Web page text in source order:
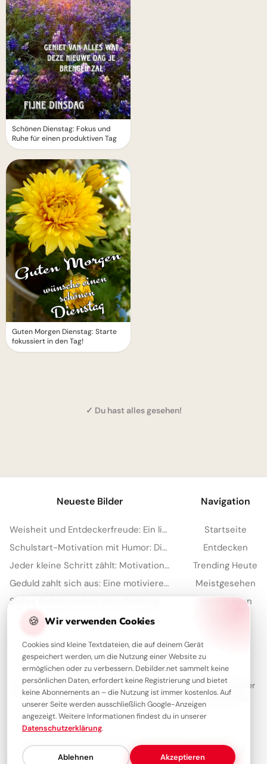
Schönen Dienstag: Fokus und
Ruhe für einen produktiven Tag
Guten Morgen Dienstag: Starte
fokussiert in den Tag!
✓ Du hast alles gesehen!
🍪 Wir verwenden Cookies
Cookies sind kleine Textdateien, die auf deinem Gerät
gespeichert werden, um die Nutzung einer Website zu
ermöglichen oder zu verbessern. Debilder.net sammelt keine
persönlichen Daten, erfordert keine Registrierung und bietet
keine Abonnements an – die Nutzung ist immer kostenlos. Auf
unserer Seite werden ausschließlich Google-Anzeigen
angezeigt. Weitere Informationen findest du in unserer
Datenschutzerklärung.
Ablehnen Akzeptieren
Neueste Bilder
Weisheit und Entdeckerfreude: Ein liebevoller Schulstart-Gruß für YouTube
Schulstart-Motivation mit Humor: Die besten Sprüche für TikTok
Jeder kleine Schritt zählt: Motivation für den Schulstart auf Instagram.
Geduld zahlt sich aus: Eine motivierende Schulweisheit für dein Pinterest Board
Navigation
Startseite
Entdecken
Trending Heute
Meistgesehen
Sammlungen
Über Debilder
Debilder ist deine Plattform für die schönsten Grüße und Bilder
zum Teilen. Entdecke unsere Sammlung und verschenke ein
Lächeln!
Über unsKontaktRedaktionImpressumDatenschutzerklärung